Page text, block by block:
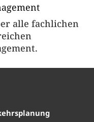
alle fachlichen